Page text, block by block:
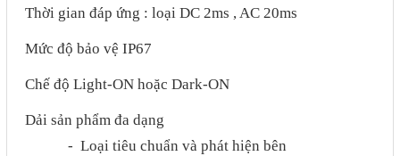
Thời gian đáp ứng : loại DC 2ms , AC 20ms
Mức độ bảo vệ IP67
Chế độ Light-ON hoặc Dark-ON
Dải sản phẩm đa dạng
- Loại tiêu chuẩn và phát hiện bên
Thiết bị cảnh báo
Đồng hồ đo đa năng